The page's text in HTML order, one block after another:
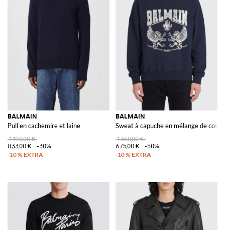
BALMAIN
Pull en cachemire et laine
1 190,00 €
833,00 €
-30%
BALMAIN
Sweat à capuche en mélange de
1 350,00 €
675,00 €
-50%